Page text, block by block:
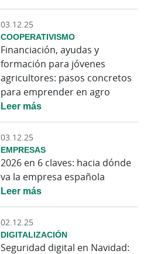
03.12.25
COOPERATIVISMO
Financiación, ayudas y
formación para jóvenes
agricultores: pasos concretos
para emprender en agro
Leer más
03.12.25
EMPRESAS
2026 en 6 claves: hacia dónde
va la empresa española
Leer más
02.12.25
DIGITALIZACIÓN
Seguridad digital en Navidad: